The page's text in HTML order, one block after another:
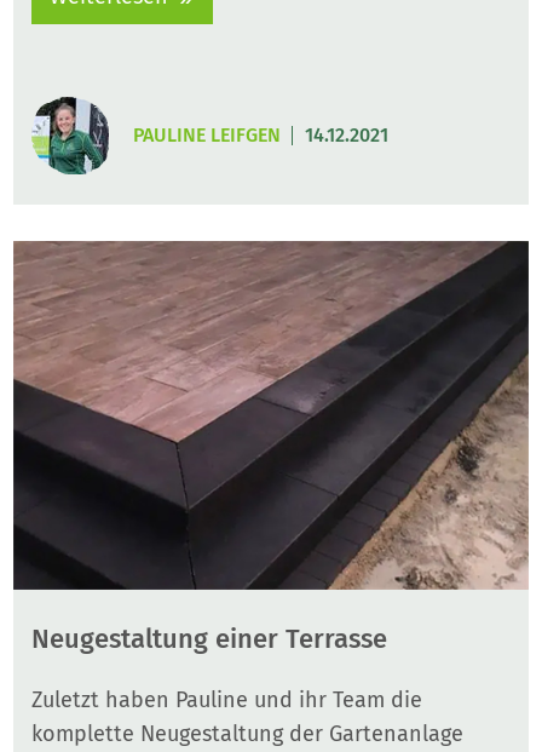
PAULINE LEIFGEN 14.12.2021
Neugestaltung einer Terrasse
Zuletzt haben Pauline und ihr Team die
komplette Neugestaltung der Gartenanlage